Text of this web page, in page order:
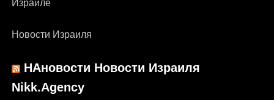
Израиле
Новости Израиля
НАновости Новости Израиля
Nikk.Agency